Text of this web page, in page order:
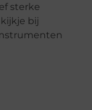
sterke
bij